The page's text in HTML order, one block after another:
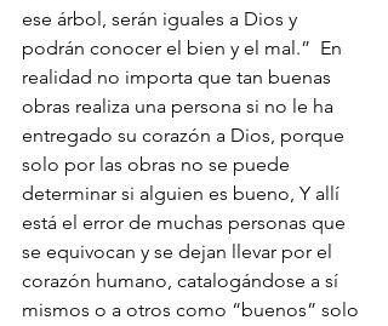
ese árbol, serán iguales a Dios y
podrán conocer el bien y el mal.”  En
realidad no importa que tan buenas
obras realiza una persona si no le ha
entregado su corazón a Dios, porque
solo por las obras no se puede
determinar si alguien es bueno, Y allí
está el error de muchas personas que
se equivocan y se dejan llevar por el
corazón humano, catalogándose a sí
mismos o a otros como “buenos” solo